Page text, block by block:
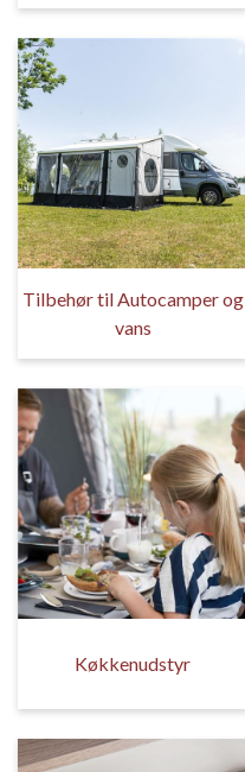
Tilbehør til Autocamper og
vans
Køkkenudstyr